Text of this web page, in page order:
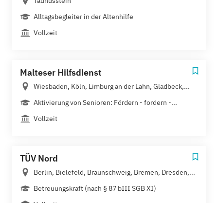
Alltagsbegleiter in der Altenhilfe
Vollzeit
Malteser Hilfsdienst
Wiesbaden, Köln, Limburg an der Lahn, Gladbeck,...
Aktivierung von Senioren: Fördern - fordern -...
Vollzeit
TÜV Nord
Berlin, Bielefeld, Braunschweig, Bremen, Dresden,...
Betreuungskraft (nach § 87 bIII SGB XI)